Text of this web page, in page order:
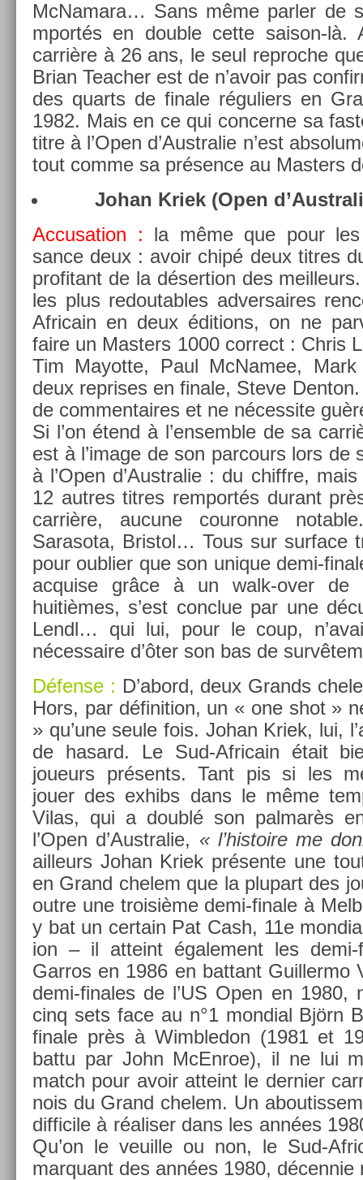
McNamara… Sans même parl­er de
mportés en doub­le cette saison-là.
carrière à 26 ans, le seul re­proc­he
Brian Teach­er est de n’avoir pas
des quarts de fin­ale réguli­ers en
1982. Mais en ce qui con­cer­ne sa
titre à l’Open d’Australie n’est
tout comme sa présence au Mast­ers
Johan Kriek (Open
Ac­cusa­tion : la même que pour
sance deux : avoir chipé deux tit­res
pro­fitant de la déser­tion des
les plus re­dout­ables ad­versaires
Africain en deux édi­tions, on ne
faire un Mast­ers 1000 cor­rect : Chris
Tim Mayot­te, Paul McNamee,
deux re­prises en fin­ale, Steve
de com­men­taires et ne néces­site
Si l’on étend à l’en­semble de sa
est à l’image de son par­cours lors de
à l’Open d’Australie : du chiffre,
12 aut­res tit­res re­mportés durant
carrière, aucune co­uron­ne
Sarasota, Bris­tol… Tous sur sur­face
pour oub­li­er que son uni­que demi-
ac­qu­ise grâce à un walk-over de
huitièmes, s’est con­clue par une
Lendl… qui lui, pour le coup,
néces­saire d’ôter son bas de
Défense : D’abord, deux Grands
Hors, par défini­tion, un « one shot »
» qu’une seule fois. Johan Kriek, lui,
de hasard. Le Sud-Africain était
joueurs présents. Tant pis si les
jouer des ex­hibs dans le même
Vilas, qui a doublé son pal­marès
l’Open d’Australie, « l’his­toire me
ail­leurs Johan Kriek présente une
en Grand chelem que la plupart des
outre une troisiè­me demi-finale à
y bat un cer­tain Pat Cash, 11e
ion – il at­teint égale­ment les demi-
Garros en 1986 en bat­tant Guil­lermo
demi-finales de l’US Open en 1980,
cinq sets face au n°1 mon­di­al Björn
fin­ale près à Wimbledon (1981 et
battu par John McEn­roe), il ne lui
match pour avoir at­teint le de­rni­er
nois du Grand chelem. Un
dif­ficile à réalis­er dans les années
Qu’on le veuil­le ou non, le Sud-
mar­quant des années 1980, décen­nie